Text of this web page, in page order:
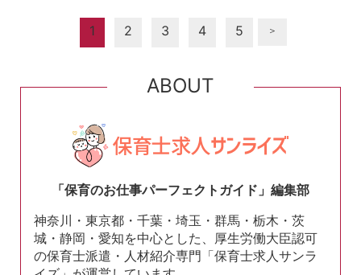
1 2 3 4 5 ＞
ABOUT
「保育のお仕事パーフェクトガイド」編集部
神奈川・東京都・千葉・埼玉・群馬・栃木・茨
城・静岡・愛知を中心とした、厚生労働大臣認可
の保育士派遣・人材紹介専門「保育士求人サンラ